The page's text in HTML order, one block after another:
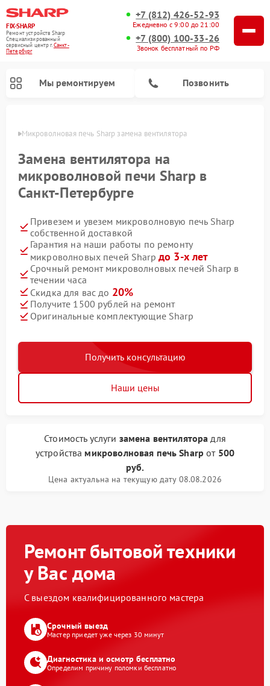
FIX-SHARP
Ремонт устройств Sharp
Специализированный
cервисный центр г.Санкт-
Петербург
+7 (812) 426-52-93
Ежедневно с 9:00 до 21:00
+7 (800) 100-33-26
Звонок бесплатный по РФ
Мы ремонтируем Позвонить
Микроволновая печь Sharp замена вентилятора
Замена вентилятора на
микроволновой печи Sharp в
Санкт-Петербурге
Привезем и увезем микроволновую печь Sharp
собственной доставкой
Гарантия на наши работы по ремонту
микроволновых печей Sharp до 3-х лет
Срочный ремонт микроволновых печей Sharp в
течении часа
Скидка для вас до 20%
Получите 1500 рублей на ремонт
Оригинальные комплектующие Sharp
Получить консультацию
Наши цены
Стоимость услуги замена вентилятора для
устройства микроволновая печь Sharp от 500
руб.
Цена актуальна на текущую дату 08.08.2026
Ремонт бытовой техники
у Вас дома
С выездом квалифицированного мастера
Срочный выезд
Мастер приедет уже через 30 минут
Диагностика и осмотр бесплатно
Определим причину поломки бесплатно